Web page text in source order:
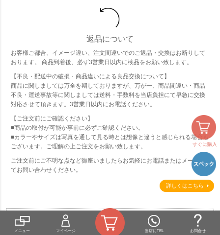
すぐに購入
返品について
お客様ご都合、イメージ違い、注文間違いでのご返品・交換はお断りして
おります。 商品到着後、必ず3営業日以内に検品をお願い致します。
【不良・配送中の破損・商品違いによる良品交換について】
商品に関しましては万全を期しておりますが、万が一、商品間違い・商品
不良・運送事故等に関しましては送料・手数料を当店負担にて早急に交換
対応させて頂きます。3営業日以内にお電話ください。
【ご注文前にご確認ください】
■商品の取付が可能か事前に必ずご確認ください。
■カラーやサイズは写真を通して見る時とは想像と違うと感じられる場合も
ございます。ご理解の上ご注文をお願い致します。
ご注文前にご不明な点など御座いましたらお気軽にお電話またはメールに
てお問い合わせください。
詳しくはこちら
JUICY GARDEN
メニュー マイページ 当店にTEL お問合せ